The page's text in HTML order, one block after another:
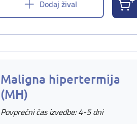
Dodaj žival
Maligna hipertermija
(MH)
Povprečni čas izvedbe: 4-5 dni